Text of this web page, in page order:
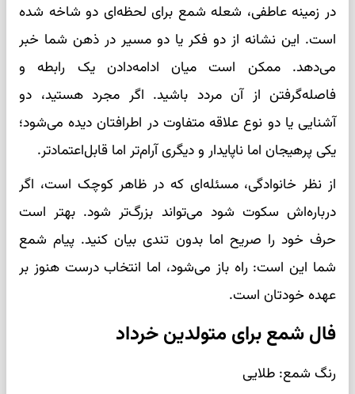
در زمینه عاطفی، شعله شمع برای لحظه‌ای دو شاخه شده
است. این نشانه از دو فکر یا دو مسیر در ذهن شما خبر
می‌دهد. ممکن است میان ادامه‌دادن یک رابطه و
فاصله‌گرفتن از آن مردد باشید. اگر مجرد هستید، دو
آشنایی یا دو نوع علاقه متفاوت در اطرافتان دیده می‌شود؛
یکی پرهیجان اما ناپایدار و دیگری آرام‌تر اما قابل‌اعتمادتر.
از نظر خانوادگی، مسئله‌ای که در ظاهر کوچک است، اگر
درباره‌اش سکوت شود می‌تواند بزرگ‌تر شود. بهتر است
حرف خود را صریح اما بدون تندی بیان کنید. پیام شمع
شما این است: راه باز می‌شود، اما انتخاب درست هنوز بر
عهده خودتان است.
فال شمع برای متولدین خرداد
رنگ شمع: طلایی